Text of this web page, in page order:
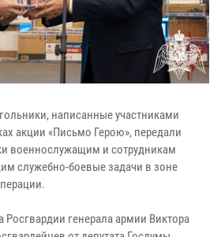
написанные участниками
акции «Письмо Герою», передали
военнослужащим и сотрудникам
служебно-боевые задачи в зоне
Росгвардии генерала армии Виктора